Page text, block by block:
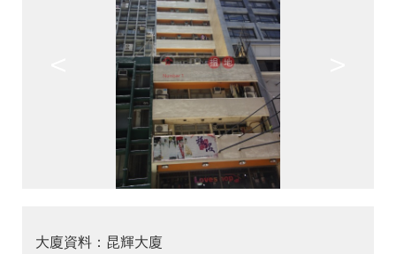
大廈資料：昆輝大廈